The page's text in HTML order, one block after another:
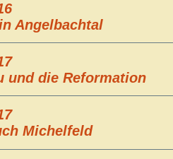
Angelbachtal
und die Reformation
Michelfeld